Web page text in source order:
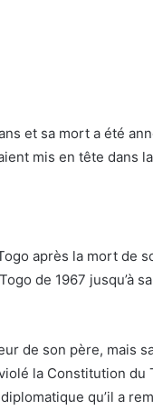
et sa mort a été
mis en tête dans
après la mort de
de 1967 jusqu’à
de son père, mais
la Constitution du
qu’il a